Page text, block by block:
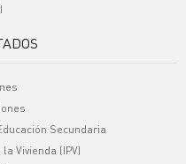
Secundaria
Vivienda (IPV)